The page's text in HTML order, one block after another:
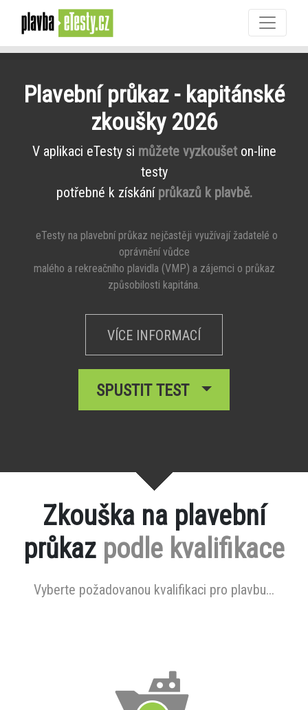
Plavební průkaz - kapitánské
zkoušky 2026
V aplikaci eTesty si můžete vyzkoušeton-line
testy
potřebné k získání průkazů k plavbě.
eTesty na plavební průkaz nejčastěji využívají žadatelé o
oprávnění vůdce
malého a rekreačního plavidla (VMP) a zájemci o průkaz
způsobilosti kapitána.
VÍCE INFORMACÍ
SPUSTIT TEST
Zkouška na plavební
průkaz podle kvalifikace
Vyberte požadovanou kvalifikaci pro plavbu...